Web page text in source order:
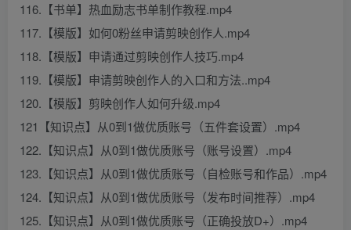
116.【书单】热血励志书单制作教程.mp4
117.【模版】如何0粉丝申请剪映创作人.mp4
118.【模版】申请通过剪映创作人技巧.mp4
119.【模版】申请剪映创作人的入口和方法..mp4
120.【模版】剪映创作人如何升级.mp4
121【知识点】从0到1做优质账号（五件套设置）.mp4
122.【知识点】从0到1做优质账号（账号设置）.mp4
123.【知识点】从0到1做优质账号（自检账号和作品）.mp4
124.【知识点】从0到1做优质账号（发布时间推荐）.mp4
125.【知识点】从0到1做优质账号（正确投放D+）.mp4